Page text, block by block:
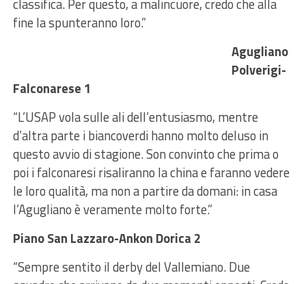
fine la spunteranno loro.”
Agugliano
Polverigi-
Falconarese 1
“L’USAP vola sulle ali dell’entusiasmo, mentre
d’altra parte i biancoverdi hanno molto deluso in
questo avvio di stagione. Son convinto che prima o
poi i falconaresi risaliranno la china e faranno vedere
le loro qualità, ma non a partire da domani: in casa
l’Agugliano è veramente molto forte.”
Piano San Lazzaro-Ankon Dorica 2
“Sempre sentito il derby del Vallemiano. Due